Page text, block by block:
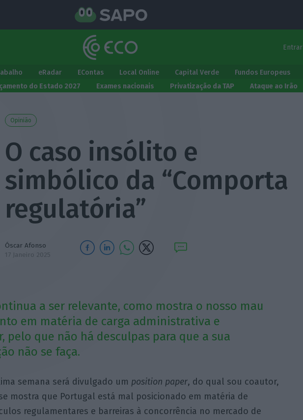
Entrar
eRadar EContas Local Online Capital Verde Fundos Europeus
do Estado 2027 Exames nacionais Privatização da TAP Ataque ao Irão
Opinião
O caso insólito e
simbólico da “Comporta
regulatória”
Óscar Afonso
17 Janeiro 2025
a ser relevante, como mostra o nosso mau
em matéria de carga administrativa e
pelo que não há desculpas para que a sua
não se faça.
semana será divulgado um position paper, do qual sou coautor,
mostra que Portugal está mal posicionado em matéria de
regulamentares e barreiras à concorrência no mercado de